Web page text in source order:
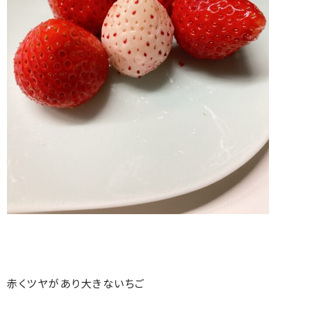
赤くツヤがあり大きないちご